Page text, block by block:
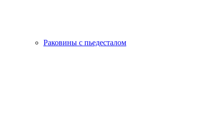
Раковины с пьедесталом